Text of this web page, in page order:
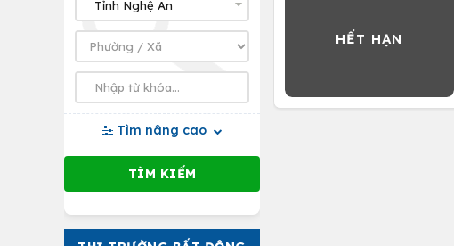
Tìm nâng cao